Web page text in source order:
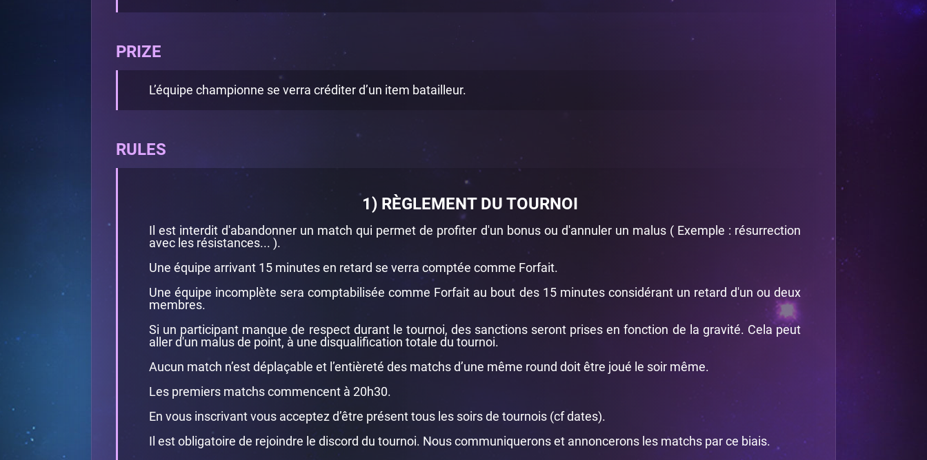
PRIZE
L’équipe championne se verra créditer d’un item batailleur.
RULES
1) RÈGLEMENT DU TOURNOI
Il est interdit d'abandonner un match qui permet de profiter d'un bonus ou d'annuler un malus ( Exemple : résurrection
avec les résistances... ).
Une équipe arrivant 15 minutes en retard se verra comptée comme Forfait.
Une équipe incomplète sera comptabilisée comme Forfait au bout des 15 minutes considérant un retard d'un ou deux
membres.
Si un participant manque de respect durant le tournoi, des sanctions seront prises en fonction de la gravité. Cela peut
aller d'un malus de point, à une disqualification totale du tournoi.
Aucun match n’est déplaçable et l’entièreté des matchs d’une même round doit être joué le soir même.
Les premiers matchs commencent à 20h30.
En vous inscrivant vous acceptez d’être présent tous les soirs de tournois (cf dates).
Il est obligatoire de rejoindre le discord du tournoi. Nous communiquerons et annoncerons les matchs par ce biais.